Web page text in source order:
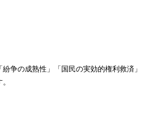
争の成熟性」「国民の実効的権利救済」